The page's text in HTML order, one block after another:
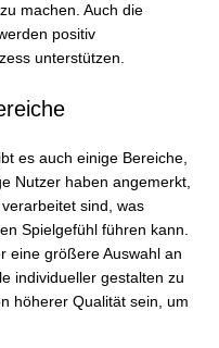
machen. Auch die
positiv
unterstützen.
es auch einige Bereiche,
Nutzer haben angemerkt,
sind, was
Spielgefühl führen kann.
eine größere Auswahl an
individueller gestalten zu
höherer Qualität sein, um